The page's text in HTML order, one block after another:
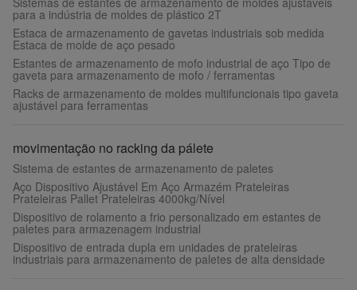
para a indústria de moldes de plástico 2T
Estaca de armazenamento de gavetas industriais sob medida
Estaca de molde de aço pesado
Estantes de armazenamento de mofo industrial de aço Tipo de
gaveta para armazenamento de mofo / ferramentas
Racks de armazenamento de moldes multifuncionais tipo gaveta
ajustável para ferramentas
movimentação no racking da pálete
Sistema de estantes de armazenamento de paletes
Aço Dispositivo Ajustável Em Aço Armazém Prateleiras
Prateleiras Pallet Prateleiras 4000kg/Nível
Dispositivo de rolamento a frio personalizado em estantes de
paletes para armazenagem industrial
Dispositivo de entrada dupla em unidades de prateleiras
industriais para armazenamento de paletes de alta densidade